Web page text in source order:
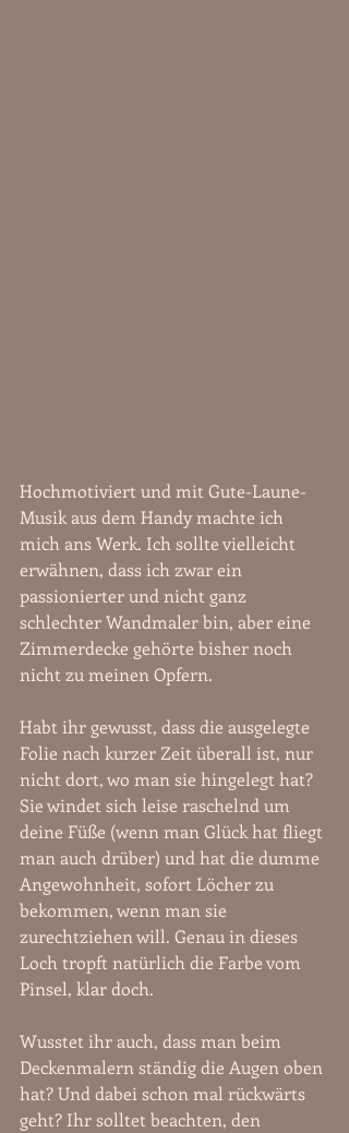
Hochmotiviert und mit Gute-Laune-
Musik aus dem Handy machte ich
mich ans Werk. Ich sollte vielleicht
erwähnen, dass ich zwar ein
passionierter und nicht ganz
schlechter Wandmaler bin, aber eine
Zimmerdecke gehörte bisher noch
nicht zu meinen Opfern.
Habt ihr gewusst, dass die ausgelegte
Folie nach kurzer Zeit überall ist, nur
nicht dort, wo man sie hingelegt hat?
Sie windet sich leise raschelnd um
deine Füße (wenn man Glück hat fliegt
man auch drüber) und hat die dumme
Angewohnheit, sofort Löcher zu
bekommen, wenn man sie
zurechtziehen will. Genau in dieses
Loch tropft natürlich die Farbe vom
Pinsel, klar doch.
Wusstet ihr auch, dass man beim
Deckenmalern ständig die Augen oben
hat? Und dabei schon mal rückwärts
geht? Ihr solltet beachten, den